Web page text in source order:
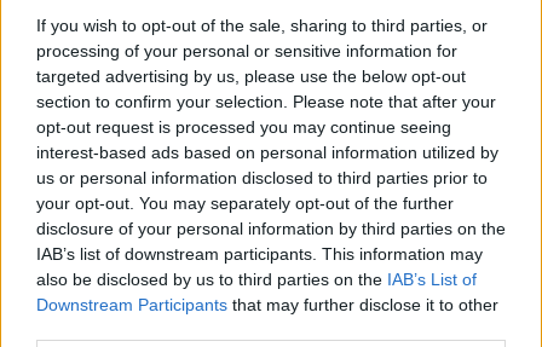
If you wish to opt-out of the sale, sharing to third parties, or
processing of your personal or sensitive information for
targeted advertising by us, please use the below opt-out
section to confirm your selection. Please note that after your
opt-out request is processed you may continue seeing
interest-based ads based on personal information utilized by
us or personal information disclosed to third parties prior to
your opt-out. You may separately opt-out of the further
disclosure of your personal information by third parties on the
IAB’s list of downstream participants. This information may
also be disclosed by us to third parties on the IAB’s List of
Downstream Participants that may further disclose it to other
de carne puede convertirse en un plato delicioso y
jugoso. La clave está en entender las
características de cada tipo de carne y aplicar las
técnicas adecuadas para realzar su sabor y
textura.
AUTOR
Lucía Fernández